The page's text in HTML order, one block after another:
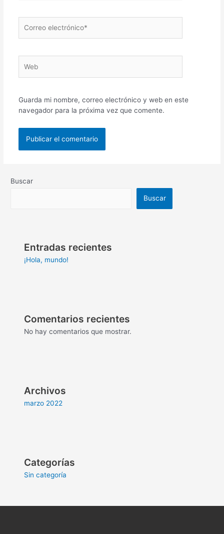
electrónico*
Guarda mi nombre, correo electrónico y web en este
navegador para la próxima vez que comente.
Buscar
Buscar
Entradas recientes
¡Hola, mundo!
Comentarios recientes
No hay comentarios que mostrar.
Archivos
marzo 2022
Categorías
Sin categoría